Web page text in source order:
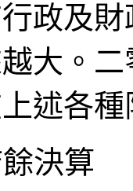
政及
大。
述各
決算